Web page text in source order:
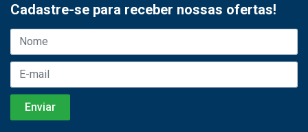
Cadastre-se para receber nossas ofertas!